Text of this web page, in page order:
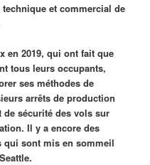
technique et commercial de
en 2019, qui ont fait que
tous leurs occupants,
ses méthodes de
arrêts de production
sécurité des vols sur
Il y a encore des
qui sont mis en sommeil